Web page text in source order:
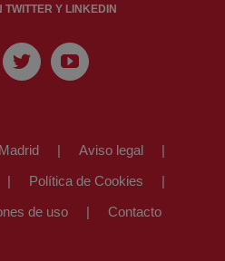
TWITTER Y LINKEDIN
Aviso legal
Política de Cookies
de uso
Contacto